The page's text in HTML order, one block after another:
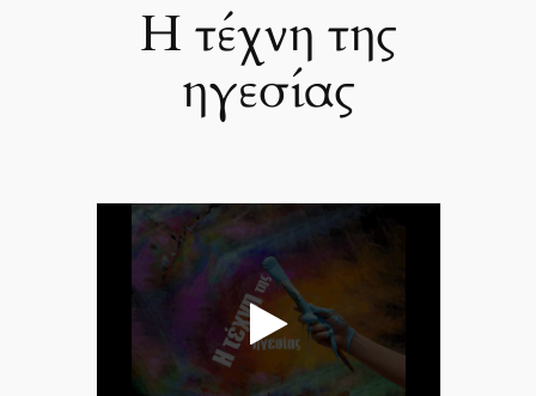
Η τέχνη της
ηγεσίας